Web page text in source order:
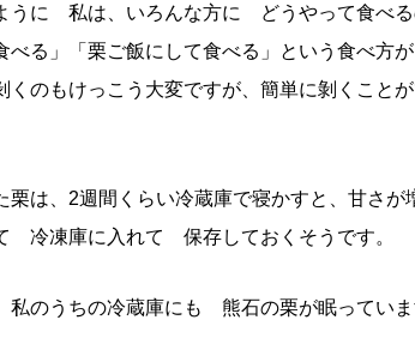
うに 私は、いろんな方に どうやって食べる
る」「栗ご飯にして食べる」という食べ方
のもけっこう大変ですが、簡単に剝くこと
は、2週間くらい冷蔵庫で寝かすと、甘さ
冷凍庫に入れて 保存しておくそうです。
のうちの冷蔵庫にも 熊石の栗が眠ってい